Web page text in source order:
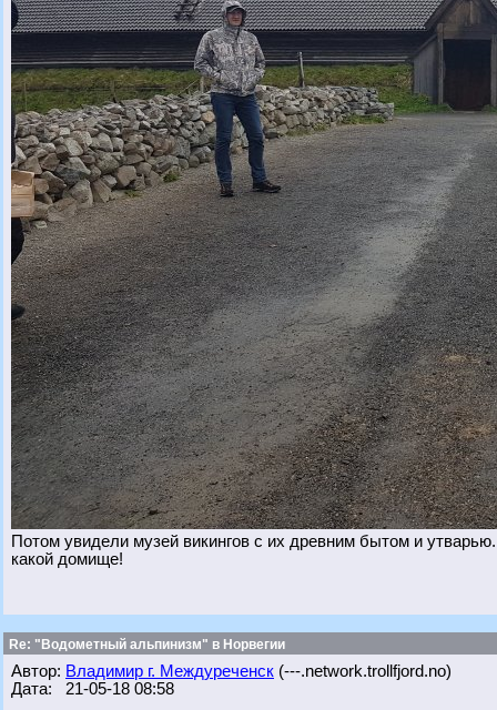
Потом увидели музей викингов с их древним бытом и
какой домище!
Re: "Водометный альпинизм" в Норвегии
Автор: Владимир г. Междуреченск (---.network.trollfjord.no)
Дата: 21-05-18 08:58